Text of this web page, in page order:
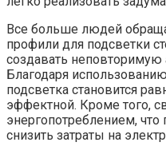
Все больше людей
профили для подсветки
создавать
Благодаря
подсветка становится
эффектной. Кроме того,
энергопотреблением,
снизить затраты на